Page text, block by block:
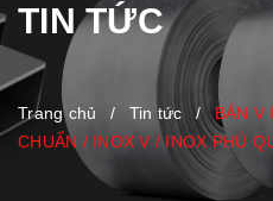
TIN TỨC
Trang chủ / Tin tức /
BÁN V
CHUẨN / INOX V / INOX PHÚ